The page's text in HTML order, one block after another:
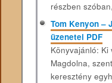
részben
Tom Kenyon –
üzenetei PDF
Könyvajánló:
Magdolna,
keresztény